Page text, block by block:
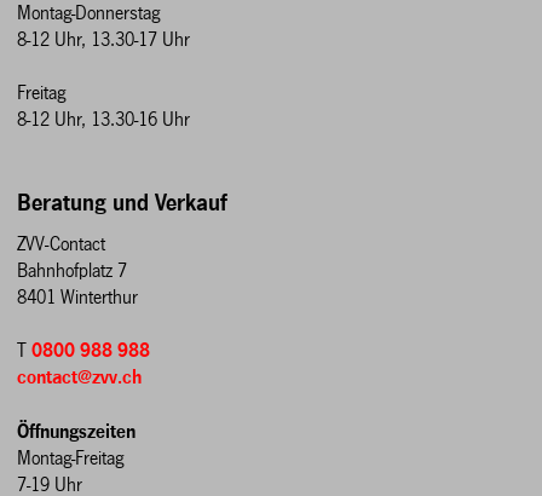
Montag-Donnerstag
8-12 Uhr, 13.30-17 Uhr
Freitag
8-12 Uhr, 13.30-16 Uhr
Beratung und Verkauf
ZVV-Contact
Bahnhofplatz 7
8401 Winterthur
T0800 988 988
contact@zvv.ch
Öffnungszeiten
Montag-Freitag
7-19 Uhr